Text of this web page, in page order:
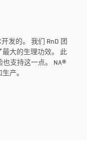
发的。 我们 RnD 团
最大的生理功效。 此
支持这一点。 NA®
产。